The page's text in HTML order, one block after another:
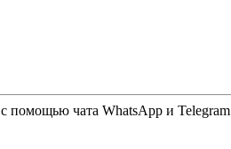
помощью чата WhatsApp и Telegram